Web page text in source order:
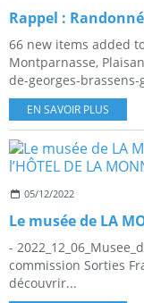
Rappel :
66 new items added
Montparnasse,
de-georges-
EN SAVOIR PLUS
05/12/2022
-
commission Sorties
découvrir...